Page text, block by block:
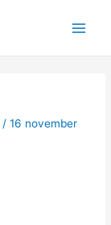
/16 november